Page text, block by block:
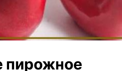
пирожное